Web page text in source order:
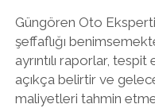
Güngören Oto
şeffaflığı
ayrıntılı raporlar,
açıkça belirtir ve
maliyetleri tahmin